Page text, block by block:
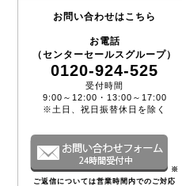
お問い合わせはこちら
お電話
（センターセールスグループ）
0120-924-525
受付時間
9:00～12:00・13:00～17:00
※土日、祝日振替休日を除く
※
ご返信については営業時間内でのご対応